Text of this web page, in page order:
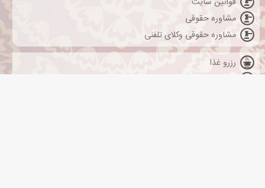
مشاوره حقوقی
مشاوره حقوقی وکلای تلفنی
رزرو غذا